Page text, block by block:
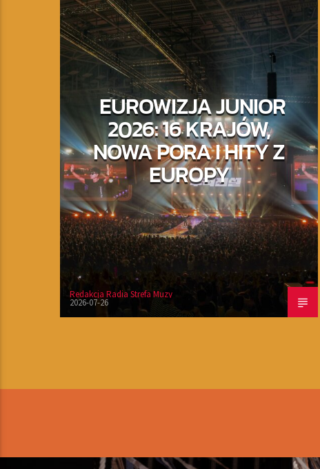
EUROWIZJA JUNIOR
2026: 16 KRAJÓW,
NOWA PORA I HITY Z
EUROPY
Redakcja Radia Strefa Muzy
2026-07-26